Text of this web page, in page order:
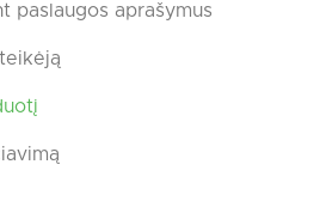
paslaugos aprašymus